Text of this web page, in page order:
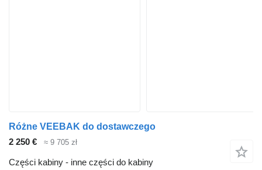
Różne VEEBAK do dostawczego
2 250 €
≈ 9 705 zł
Części kabiny - inne części do kabiny